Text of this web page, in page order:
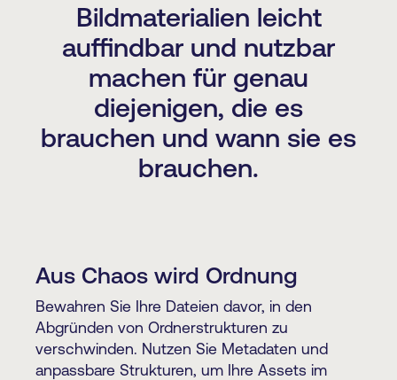
Bildmaterialien leicht
auffindbar und nutzbar
machen für genau
diejenigen, die es
brauchen und wann sie es
brauchen.
Aus Chaos wird Ordnung
Bewahren Sie Ihre Dateien davor, in den
Abgründen von Ordnerstrukturen zu
verschwinden. Nutzen Sie Metadaten und
anpassbare Strukturen, um Ihre Assets im